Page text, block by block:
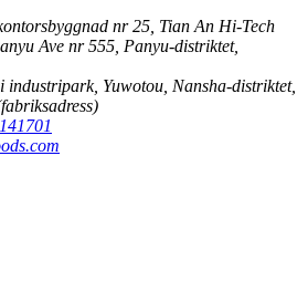
nr 25, Tian An Hi-Tech
Ave nr 555, Panyu-distriktet,
industripark, Yuwotou, Nansha-distriktet,